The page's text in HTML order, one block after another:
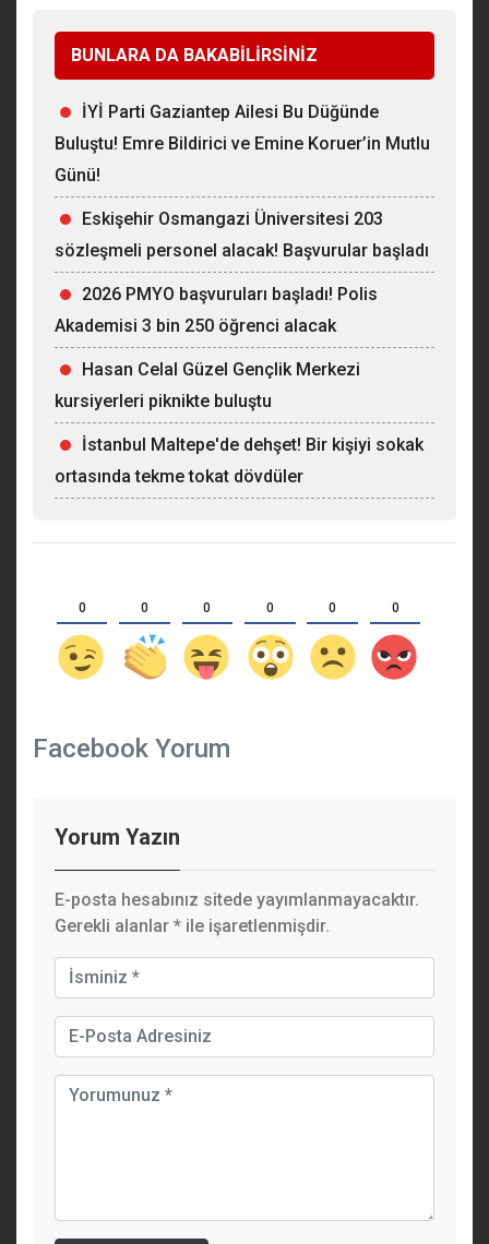
BUNLARA DA BAKABİLİRSİNİZ
İYİ Parti Gaziantep Ailesi Bu Düğünde
Buluştu! Emre Bildirici ve Emine Koruer’in Mutlu
Günü!
Eskişehir Osmangazi Üniversitesi 203
sözleşmeli personel alacak! Başvurular başladı
2026 PMYO başvuruları başladı! Polis
Akademisi 3 bin 250 öğrenci alacak
Hasan Celal Güzel Gençlik Merkezi
kursiyerleri piknikte buluştu
İstanbul Maltepe'de dehşet! Bir kişiyi sokak
ortasında tekme tokat dövdüler
0 0 0 0 0 0
Facebook Yorum
Yorum Yazın
E-posta hesabınız sitede yayımlanmayacaktır.
Gerekli alanlar * ile işaretlenmişdir.